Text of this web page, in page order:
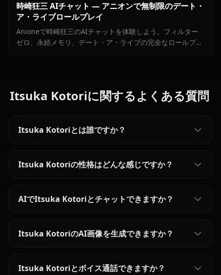
時崎狂三 AIチャット — アニオンで無制限のデート・
ア・ライブロールプレイ
Anioneで時崎狂三のAIチャットを体験しよう。フィルター
ゼロ、永続メモリ、デート・ア・ライブの完全なロールプレ
Itsuka Kotoriに関するよくある質問
Itsuka Kotoriとは誰ですか？
Itsuka Kotoriの性格はどんな感じですか？
AIでItsuka Kotoriとチャットできますか？
Itsuka KotoriのAI画像を生成できますか？
Itsuka Kotoriとボイス通話できますか？